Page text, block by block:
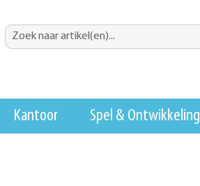
Kantoor Spel & Ontwikkeling